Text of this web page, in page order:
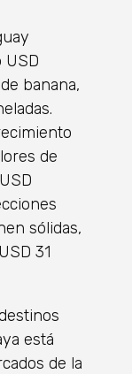
USD
banana,
de
sólidas,
31
está
de la